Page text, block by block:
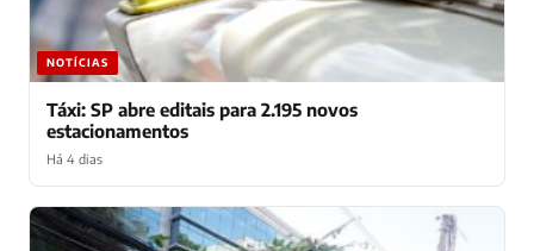
NOTÍCIAS
Táxi: SP abre editais para 2.195 novos
estacionamentos
Há 4 dias